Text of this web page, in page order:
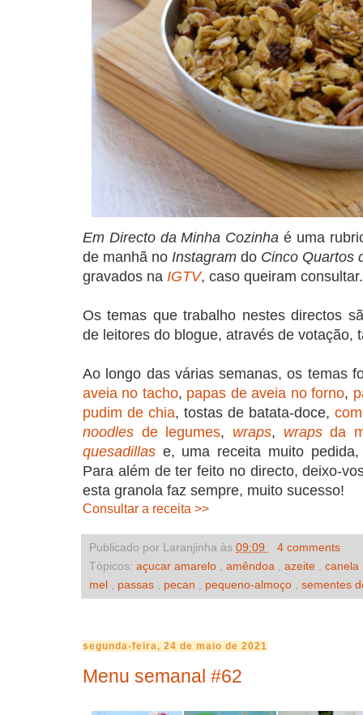
Em Directo da Minha Cozinha é uma
de manhã no Instagram do Cinco Quartos
gravados na IGTV, caso queiram consultar.
Os temas que trabalho nestes directos
de leitores do blogue, através de votação,
Ao longo das várias semanas, os temas
aveia no tacho, papas de aveia no forno,
pudim de chia, tostas de batata-doce,
noodles de legumes, wraps, wrapsda
quesadillas e, uma receita muito
Para além de ter feito no directo, deixo-
esta granola faz sempre, muito sucesso!
Consultar a receita >>
Publicado por Laranjinha às 09:09
4 comments
Tópicos: açucar amarelo amêndoa azeite canela
mel
passas pecan pequeno-almoço sementes
segunda-feira, 24 de maio de 2021
Menu semanal #62